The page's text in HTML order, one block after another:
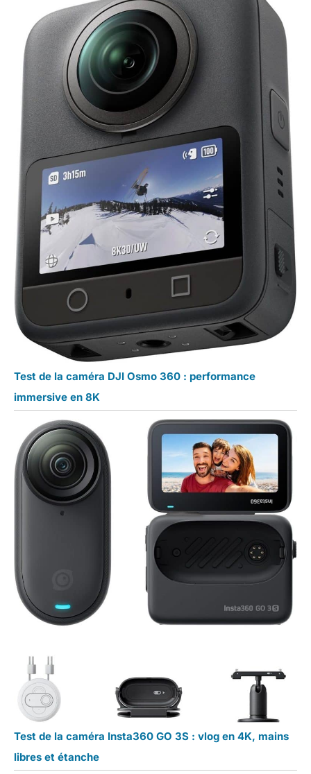
Test de la caméra DJI Osmo 360 : performance
immersive en 8K
Test de la caméra Insta360 GO 3S : vlog en 4K, mains
libres et étanche